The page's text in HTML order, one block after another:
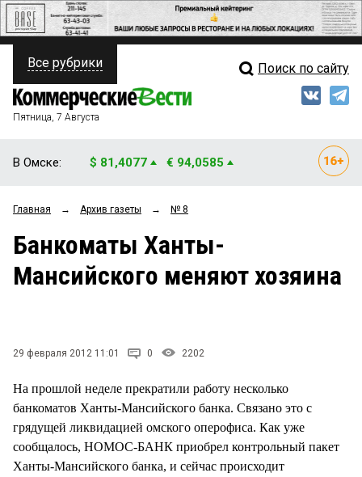
ПОЛИТИКА
ФИНАНСЫ
ОБЩЕСТВО
ЗАКОН
СТИЛЬ ЖИЗНИ
Свежий выпуск
Рейтинги
Блоги
Все рубрики Поиск по сайту
Пятница, 7 Августа
В Омске: $ 81,4077 € 94,0585
Главная → Архив газеты → № 8
Банкоматы Ханты-
Мансийского меняют хозяина
29 февраля 2012 11:01 0 2202
На прошлой неделе прекратили работу несколько
банкоматов Ханты-Мансийского банка. Связано это с
грядущей ликвидацией омского оперофиса. Как уже
сообщалось, НОМОС-БАНК приобрел контрольный пакет
Ханты-Мансийского банка, и сейчас происходит